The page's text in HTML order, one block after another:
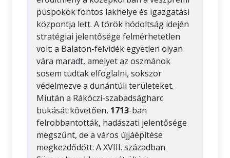
püspökök fontos lakhelye és igazgatási
központja lett. A török hódoltság idején
stratégiai jelentősége felmérhetetlen
volt: a Balaton-felvidék egyetlen olyan
vára maradt, amelyet az oszmánok
sosem tudtak elfoglalni, sokszor
védelmezve a dunántúli területeket.
Miután a Rákóczi-szabadságharc
bukását követően, 1713-ban
felrobbantották, hadászati jelentősége
megszűnt, de a város újjáépítése
megkezdődött. A XVIII. században